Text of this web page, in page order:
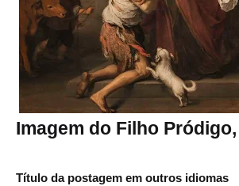
Imagem do Filho
Título da postagem em outros idiomas